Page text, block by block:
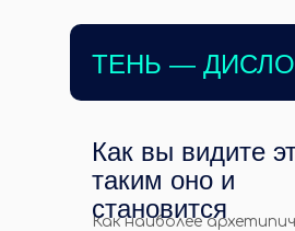
ТЕНЬ —
Как наиболее
Как вы видите
таким оно и
становится